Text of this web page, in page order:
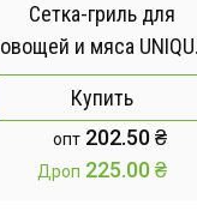
Сетка-гриль для
овощей и мяса
/ Решетка для гриля
Сетка для барбекю
Купить
опт 202.50 ₴
Дроп 225.00 ₴